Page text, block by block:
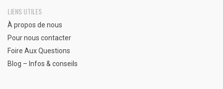
LIENS UTILES
À propos de nous
Pour nous contacter
Foire Aux Questions
Blog – Infos & conseils